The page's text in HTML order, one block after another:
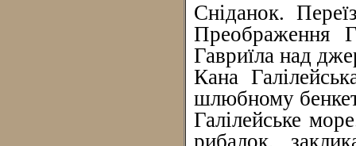
Сніданок.
Преображення
Гавриїла над
Кана
шлюбному
Галілейське
рибалок,